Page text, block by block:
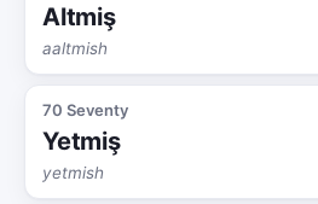
Altmiş
aaltmish
70 Seventy
Yetmiş
yetmish